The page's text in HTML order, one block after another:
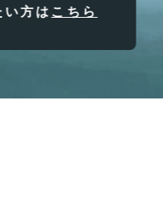
い方はこちら